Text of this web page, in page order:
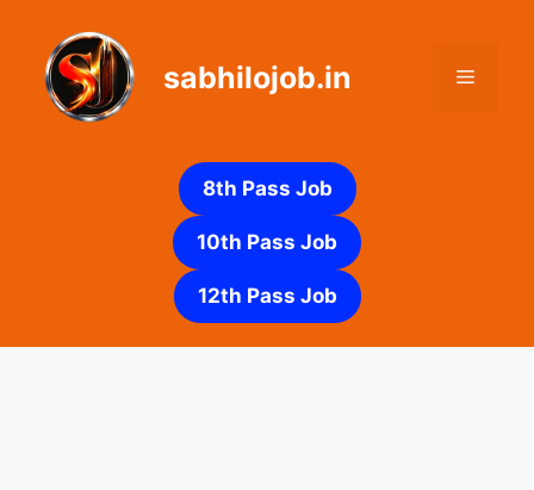
content
sabhilojob.in Menu
8th Pass Job
10th Pass Job
12th Pass Job